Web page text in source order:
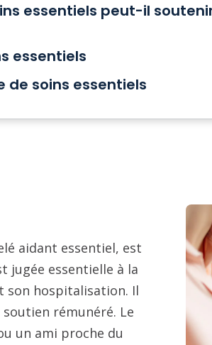
essentiels peut-il
essentiels
de soins essentiels
aidant essentiel, est
jugée essentielle à la
son hospitalisation. Il
soutien rémunéré. Le
un ami proche du